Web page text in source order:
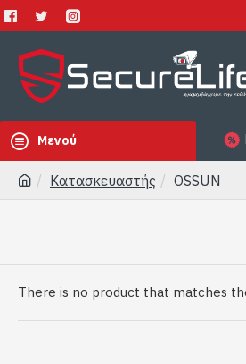
Μενού
Κατασκευαστής OSSUN
There is no product that matches